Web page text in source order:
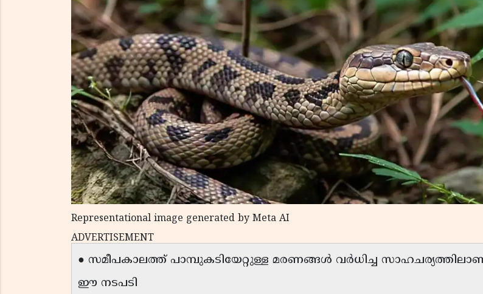
Representational image generated by Meta AI
ADVERTISEMENT
● സമീപകാലത്ത് പാമ്പുകടിയേറ്റുള്ള മരണങ്ങൾ വർധിച്ച
ഈ നടപടി